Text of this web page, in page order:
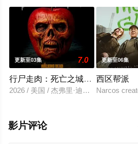
更新至03集 7.0
行尸走肉：死亡之城 第三季
2026 / 美国 / 杰弗里·迪恩·摩根,劳伦·科
更新至06集
西区帮派
Narcos
影片评论